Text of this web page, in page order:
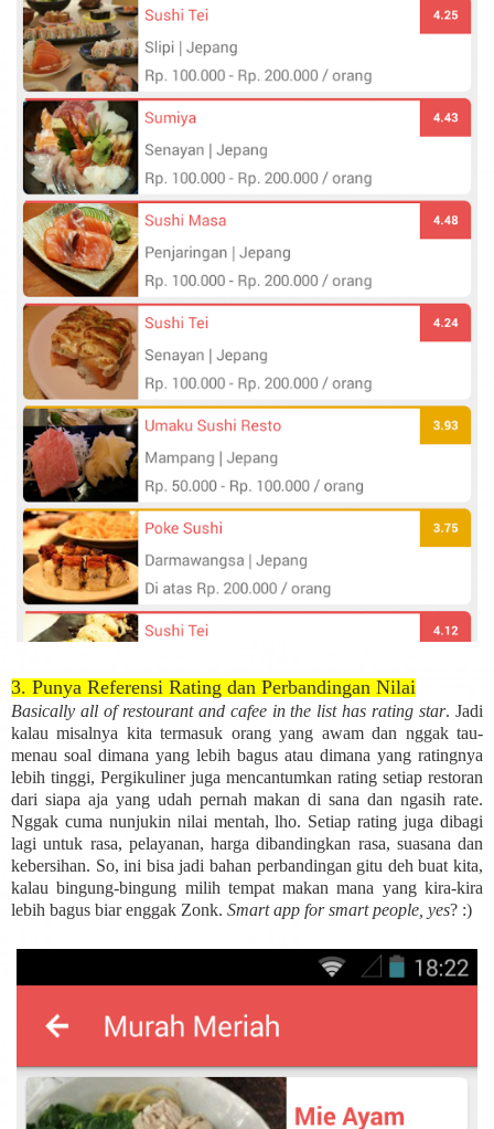
3. Punya Referensi Rating dan Perbandingan Nilai
Basically all of restourant and cafee in the list has rating star. Jadi
kalau misalnya kita termasuk orang yang awam dan nggak tau-
menau soal dimana yang lebih bagus atau dimana yang ratingnya
lebih tinggi, Pergikuliner juga mencantumkan rating setiap restoran
dari siapa aja yang udah pernah makan di sana dan ngasih rate.
Nggak cuma nunjukin nilai mentah, lho. Setiap rating juga dibagi
lagi untuk rasa, pelayanan, harga dibandingkan rasa, suasana dan
kebersihan. So, ini bisa jadi bahan perbandingan gitu deh buat kita,
kalau bingung-bingung milih tempat makan mana yang kira-kira
lebih bagus biar enggak Zonk. Smart app for smart people, yes? :)